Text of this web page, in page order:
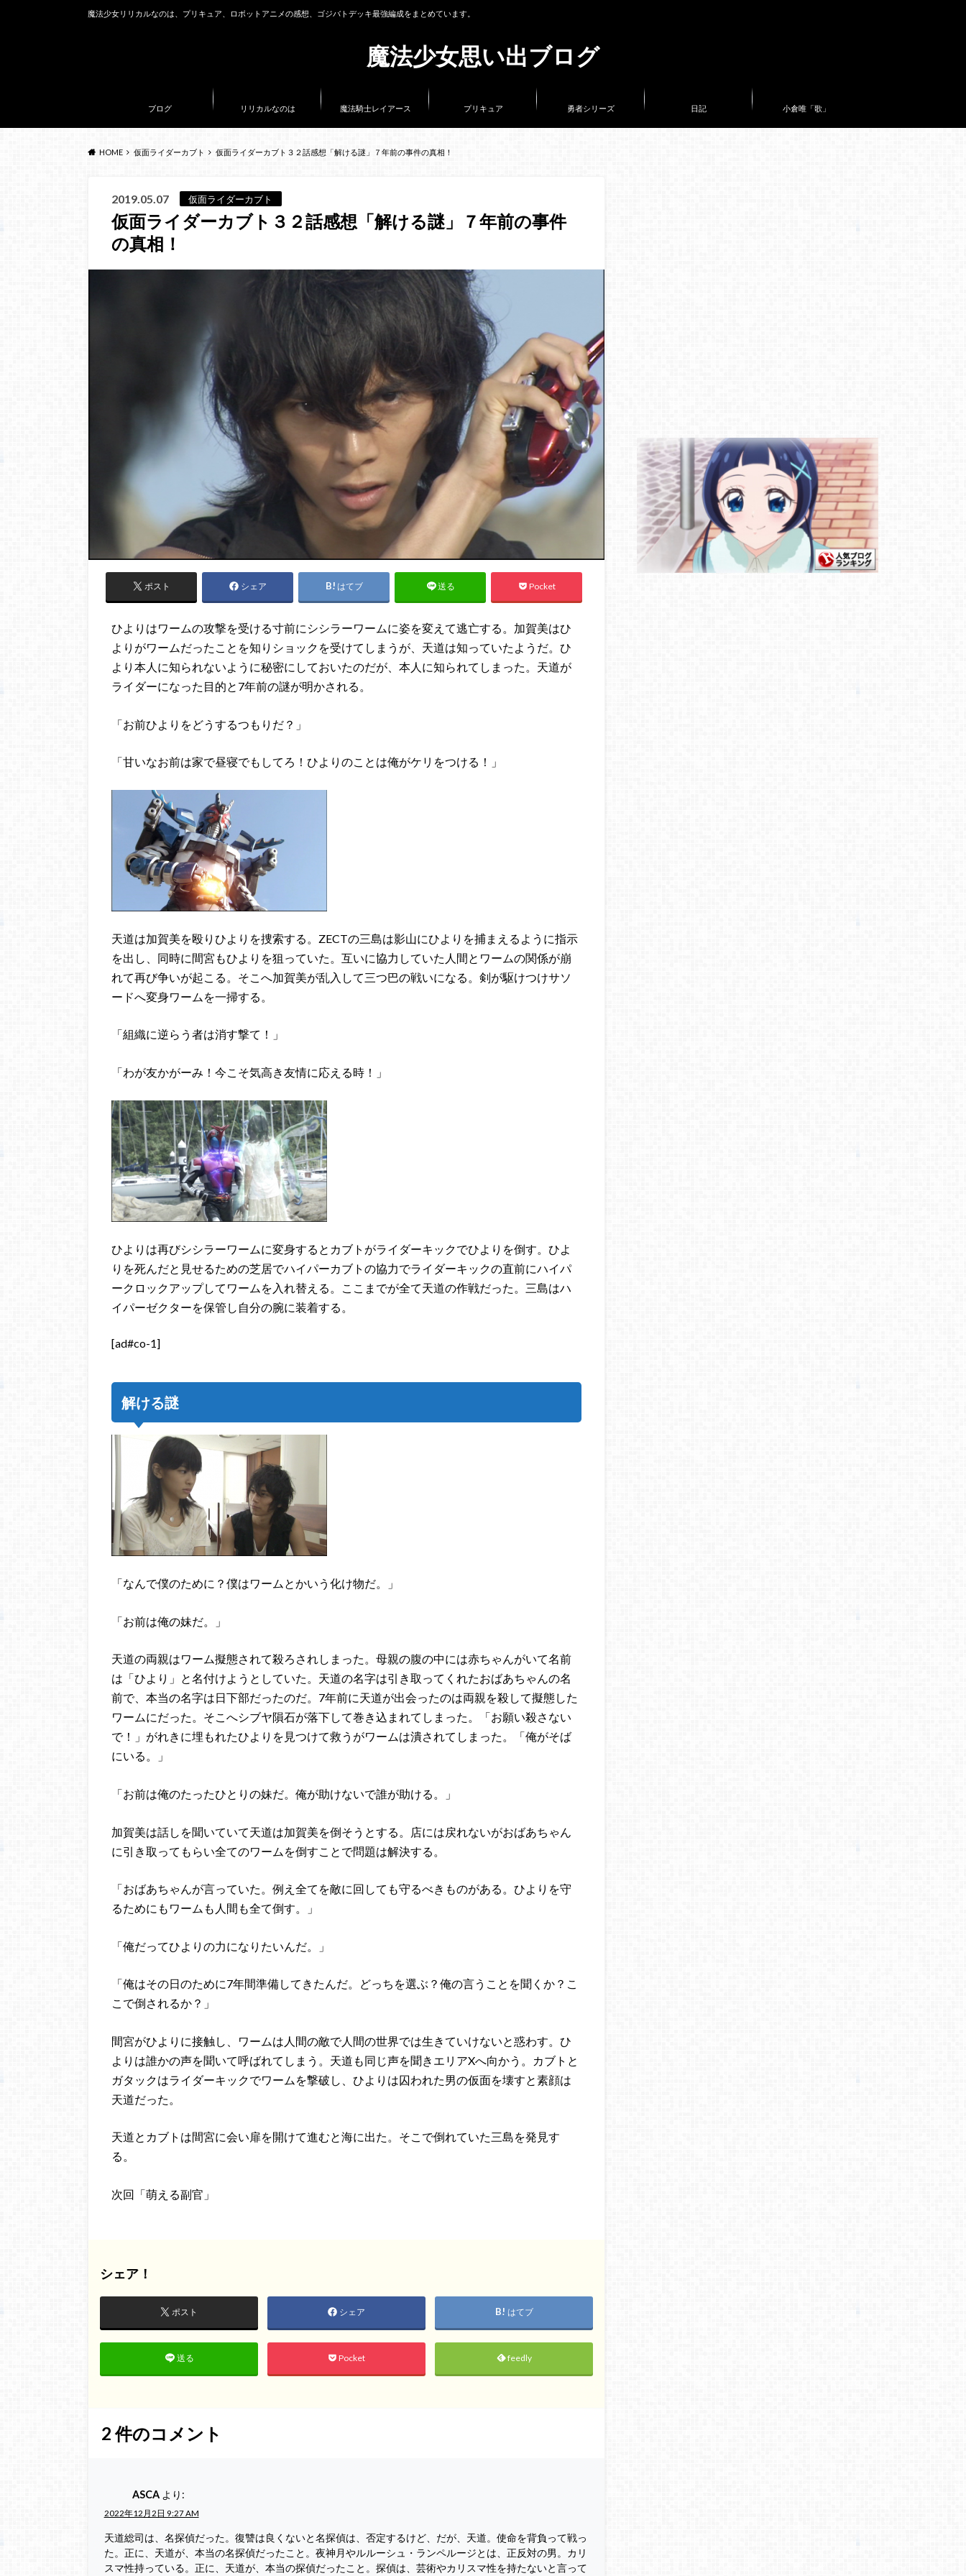
魔法少女思い出ブログ
魔法少女リリカルなのは、プリキュア、ロボットアニメの感想、ゴジバトデッキ最強編成をまとめています。
ブログ リリカルなのは 魔法騎士レイアース プリキュア 勇者シリーズ 日記 小倉唯「歌」
HOME 仮面ライダーカブト 仮面ライダーカブト３２話感想「解ける謎」７年前の事件の真相！
2019.05.07 仮面ライダーカブト
仮面ライダーカブト３２話感想「解ける謎」７年前の事件
の真相！
ポスト シェア はてブ 送る Pocket
ひよりはワームの攻撃を受ける寸前にシシラーワームに姿を変えて逃亡する。加賀美はひ
よりがワームだったことを知りショックを受けてしまうが、天道は知っていたようだ。ひ
より本人に知られないように秘密にしておいたのだが、本人に知られてしまった。天道が
ライダーになった目的と7年前の謎が明かされる。
「お前ひよりをどうするつもりだ？」
「甘いなお前は家で昼寝でもしてろ！ひよりのことは俺がケリをつける！」
天道は加賀美を殴りひよりを捜索する。ZECTの三島は影山にひよりを捕まえるように指示
を出し、同時に間宮もひよりを狙っていた。互いに協力していた人間とワームの関係が崩
れて再び争いが起こる。そこへ加賀美が乱入して三つ巴の戦いになる。剣が駆けつけサソ
ードへ変身ワームを一掃する。
「組織に逆らう者は消す撃て！」
「わが友かがーみ！今こそ気高き友情に応える時！」
ひよりは再びシシラーワームに変身するとカブトがライダーキックでひよりを倒す。ひよ
りを死んだと見せるための芝居でハイパーカブトの協力でライダーキックの直前にハイパ
ークロックアップしてワームを入れ替える。ここまでが全て天道の作戦だった。三島はハ
イパーゼクターを保管し自分の腕に装着する。
[ad#co-1]
解ける謎
「なんで僕のために？僕はワームとかいう化け物だ。」
「お前は俺の妹だ。」
天道の両親はワーム擬態されて殺ろされしまった。母親の腹の中には赤ちゃんがいて名前
は「ひより」と名付けようとしていた。天道の名字は引き取ってくれたおばあちゃんの名
前で、本当の名字は日下部だったのだ。7年前に天道が出会ったのは両親を殺して擬態した
ワームにだった。そこへシブヤ隕石が落下して巻き込まれてしまった。「お願い殺さない
で！」がれきに埋もれたひよりを見つけて救うがワームは潰されてしまった。「俺がそば
にいる。」
「お前は俺のたったひとりの妹だ。俺が助けないで誰が助ける。」
加賀美は話しを聞いていて天道は加賀美を倒そうとする。店には戻れないがおばあちゃん
に引き取ってもらい全てのワームを倒すことで問題は解決する。
「おばあちゃんが言っていた。例え全てを敵に回しても守るべきものがある。ひよりを守
るためにもワームも人間も全て倒す。」
「俺だってひよりの力になりたいんだ。」
「俺はその日のために7年間準備してきたんだ。どっちを選ぶ？俺の言うことを聞くか？こ
こで倒されるか？」
間宮がひよりに接触し、ワームは人間の敵で人間の世界では生きていけないと惑わす。ひ
よりは誰かの声を聞いて呼ばれてしまう。天道も同じ声を聞きエリアXへ向かう。カブトと
ガタックはライダーキックでワームを撃破し、ひよりは囚われた男の仮面を壊すと素顔は
天道だった。
天道とカブトは間宮に会い扉を開けて進むと海に出た。そこで倒れていた三島を発見す
る。
次回「萌える副官」
シェア！
ポスト シェア はてブ
送る Pocket feedly
2件のコメント
ASCA より:
2022年12月2日 9:27 AM
天道総司は、名探偵だった。復讐は良くないと名探偵は、否定するけど、だが、天道。使命を背負って戦っ
た。正に、天道が、本当の名探偵だったこと。夜神月やルルーシュ・ランペルージとは、正反対の男。カリ
スマ性持っている。正に、天道が、本当の探偵だったこと。探偵は、芸術やカリスマ性を持たないと言って